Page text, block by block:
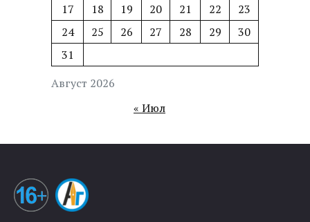
Август 2026
17
18 19 20 21 22
23
24
25 26 27 28 29
30
31
« Июл